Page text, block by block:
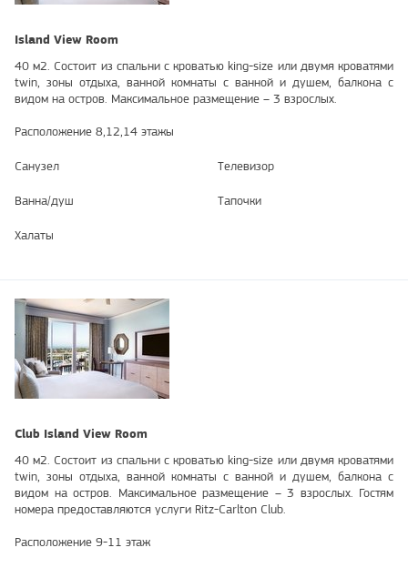
Island View Room
40 м2. Состоит из спальни с кроватью king-size или двумя кроватями
twin, зоны отдыха, ванной комнаты с ванной и душем, балкона с
видом на остров. Максимальное размещение – 3 взрослых.
Расположение 8,12,14 этажы
Санузел Телевизор
Ванна/душ Тапочки
Халаты
Club Island View Room
40 м2. Состоит из спальни с кроватью king-size или двумя кроватями
twin, зоны отдыха, ванной комнаты с ванной и душем, балкона с
видом на остров. Максимальное размещение – 3 взрослых. Гостям
номера предоставляются услуги Ritz-Carlton Club.
Расположение 9-11 этаж